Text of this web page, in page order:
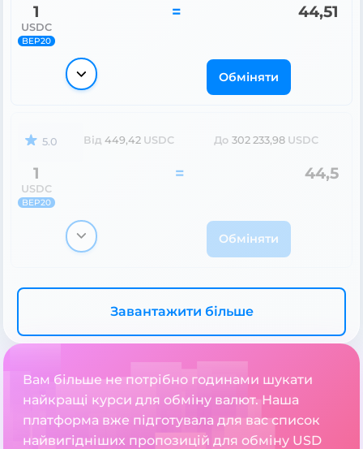
1
USDC
BEP20
= 44,51
Обміняти
5.0 Від 449,42 USDC До 302 233,98 USDC
1
USDC
BEP20
= 44,5
Обміняти
Завантажити більше
Вам більше не потрібно годинами шукати
найкращі курси для обміну валют. Наша
платформа вже підготувала для вас список
найвигідніших пропозицій для обміну USD